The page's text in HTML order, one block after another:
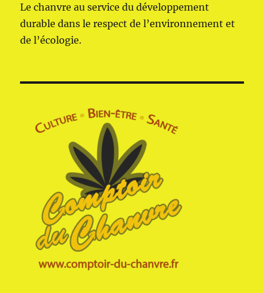
Le chanvre au service du développement
durable dans le respect de l’environnement et
de l’écologie.